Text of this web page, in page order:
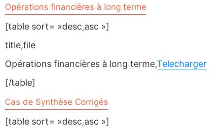
Opérations financières à long terme
[table sort= »desc,asc »]
title,file
Opérations financières à long terme,Telecharger
[/table]
Cas de Synthèse Corrigés
[table sort= »desc,asc »]